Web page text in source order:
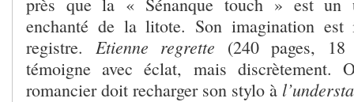
enchanté de la litote. Son imagination est
registre. Etienne regrette (240 pages, 18
témoigne avec éclat, mais discrètement.
romancier doit recharger son stylo à